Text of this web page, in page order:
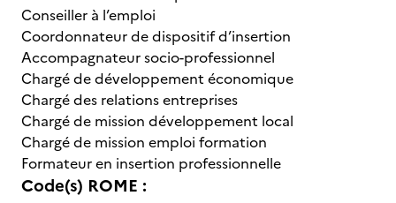
Conseiller à l’emploi
Coordonnateur de dispositif d’insertion
Accompagnateur socio-professionnel
Chargé de développement économique
Chargé des relations entreprises
Chargé de mission développement local
Chargé de mission emploi formation
Formateur en insertion professionnelle
Code(s) ROME :